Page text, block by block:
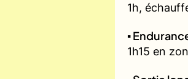
1h,
▪️
1h15 en